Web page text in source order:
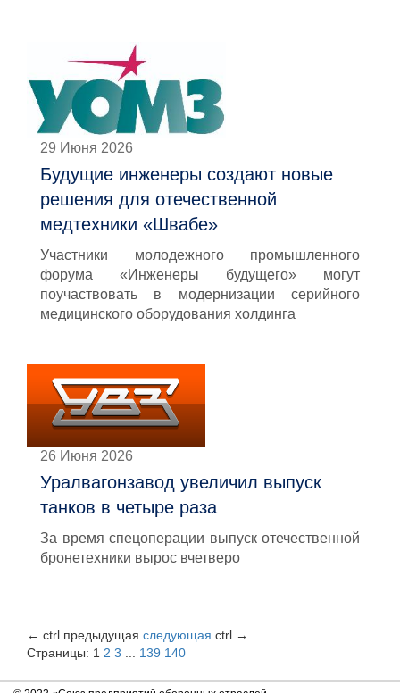
29 Июня 2026
Будущие инженеры создают новые
решения для отечественной
медтехники «Швабе»
Участники молодежного промышленного
форума «Инженеры будущего» могут
поучаствовать в модернизации серийного
медицинского оборудования холдинга
26 Июня 2026
Уралвагонзавод увеличил выпуск
танков в четыре раза
За время спецоперации выпуск отечественной
бронетехники вырос вчетверо
← ctrl предыдущая следующая ctrl →
Страницы: 1 2 3 ... 139 140